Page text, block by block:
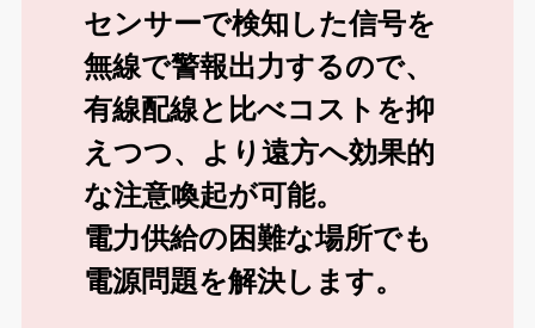
センサーで検知した信号を
無線で警報出力するので、
有線配線と比べコストを抑
えつつ、より遠方へ効果的
な注意喚起が可能。
電力供給の困難な場所でも
電源問題を解決します。